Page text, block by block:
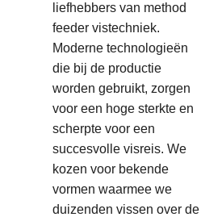
liefhebbers van method
feeder vistechniek.
Moderne technologieën
die bij de productie
worden gebruikt, zorgen
voor een hoge sterkte en
scherpte voor een
succesvolle visreis. We
kozen voor bekende
vormen waarmee we
duizenden vissen over de